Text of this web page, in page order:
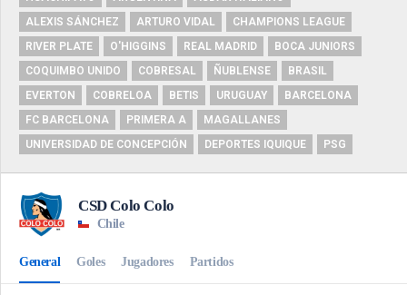
ALEXIS SÁNCHEZ
ARTURO VIDAL
CHAMPIONS LEAGUE
RIVER PLATE
O'HIGGINS REAL MADRID
BOCA JUNIORS
COQUIMBO UNIDO
COBRESAL ÑUBLENSE
BRASIL
EVERTON
COBRELOA BETIS URUGUAY
BARCELONA
FC BARCELONA
PRIMERA A
MAGALLANES
UNIVERSIDAD DE CONCEPCIÓN
DEPORTES IQUIQUE PSG